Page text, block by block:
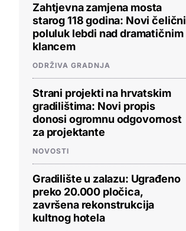
Zahtjevna zamjena mosta
starog 118 godina: Novi čelični
poluluk lebdi nad dramatičnim
klancem
ODRŽIVA GRADNJA
Strani projekti na hrvatskim
gradilištima: Novi propis
donosi ogromnu odgovornost
za projektante
NOVOSTI
Gradilište u zalazu: Ugrađeno
preko 20.000 pločica,
završena rekonstrukcija
kultnog hotela